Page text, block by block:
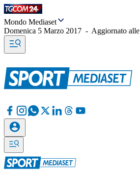
Mondo Mediaset
Domenica 5 Marzo 2017 - Aggiornato alle